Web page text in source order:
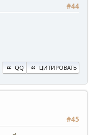
#44
QQ ЦИТИРОВАТЬ
#45